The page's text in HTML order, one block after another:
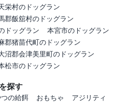
栄村のドッグラン
郡飯舘村のドッグラン
ドッグラン
本宮市のドッグラン
郡猪苗代町のドッグラン
沼郡会津美里町のドッグラン
松市のドッグラン
探す
の給餌 おもちゃ
アジリティ